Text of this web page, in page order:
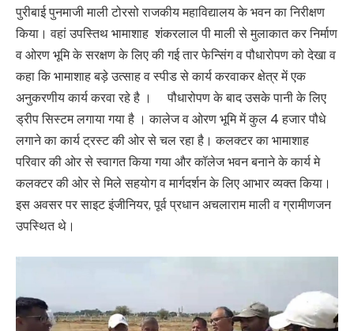
पुरीबाई पुनमाजी माली टोरसो राजकीय महाविद्यालय के भवन का निरीक्षण
किया। वहां उपस्तिथ भामाशाह शंकरलाल पी माली से मुलाकात कर निर्माण
व ओरण भूमि के सरक्षण के लिए की गई तार फेन्सिंग व पौधारोपण को देखा व
कहा कि भामाशाह बड़े उत्साह व स्पीड से कार्य करवाकर क्षेत्र में एक
अनुकरणीय कार्य करवा रहे है । पौधारोपण के बाद उसके पानी के लिए
ड्रीप सिस्टम लगाया गया है । कालेज व ओरण भूमि में कुल 4 हजार पौधे
लगाने का कार्य ट्रस्ट की ओर से चल रहा है। कलक्टर का भामाशाह
परिवार की ओर से स्वागत किया गया और कॉलेज भवन बनाने के कार्य मे
कलक्टर की ओर से मिले सहयोग व मार्गदर्शन के लिए आभार व्यक्त किया।
इस अवसर पर साइट इंजीनियर, पूर्व प्रधान अचलाराम माली व ग्रामीणजन
उपस्थित थे।